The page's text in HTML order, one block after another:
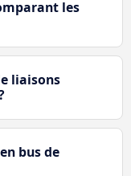
les
liaisons
bus de